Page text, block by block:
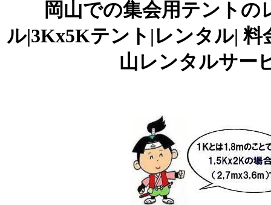
岡山での集会用テント
ル|3Kx5Kテント|レンタル|
山レンタルサー